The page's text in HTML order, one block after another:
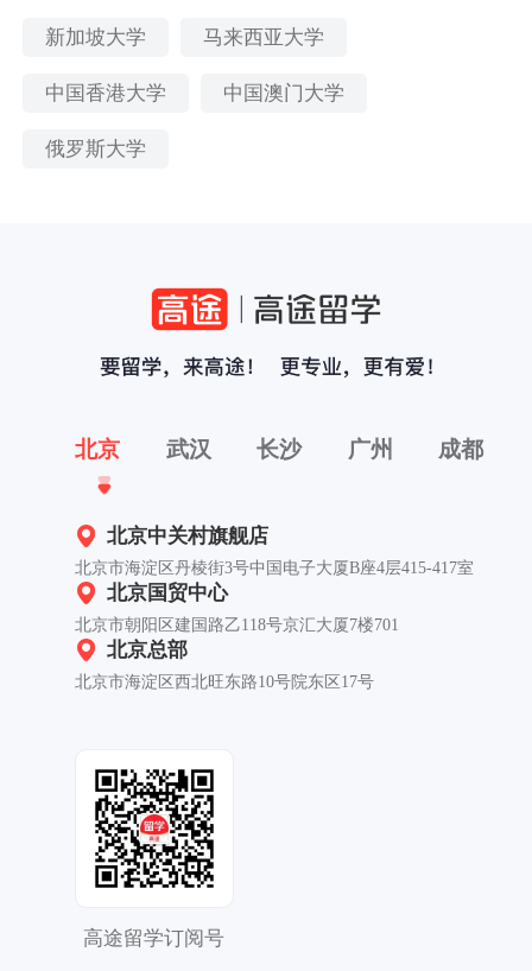
新加坡大学 马来西亚大学
中国香港大学 中国澳门大学
俄罗斯大学
北京 武汉 长沙 广州 成都
北京中关村旗舰店
北京市海淀区丹棱街3号中国电子大厦B座4层415-417室
北京国贸中心
北京市朝阳区建国路乙118号京汇大厦7楼701
北京总部
北京市海淀区西北旺东路10号院东区17号
高途留学订阅号